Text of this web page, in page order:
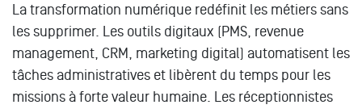
La transformation numérique redéfinit les métiers sans
les supprimer. Les outils digitaux (PMS, revenue
management, CRM, marketing digital) automatisent les
tâches administratives et libèrent du temps pour les
missions à forte valeur humaine. Les réceptionnistes